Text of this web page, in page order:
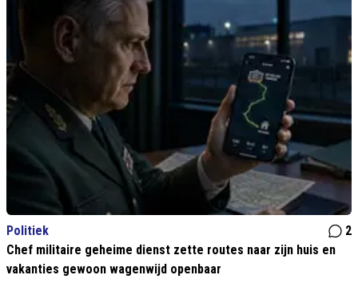
Politiek
2
Chef militaire geheime dienst zette routes naar zijn huis en
vakanties gewoon wagenwijd openbaar